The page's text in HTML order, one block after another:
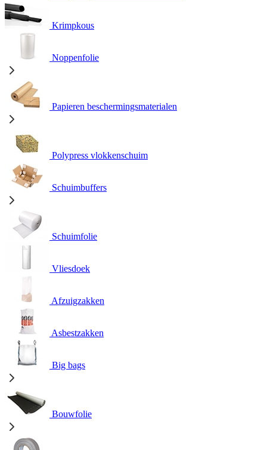
Krimpkous
Noppenfolie
Papieren beschermingsmaterialen
Polypress vlokkenschuim
Schuimbuffers
Schuimfolie
Vliesdoek
Afzuigzakken
Asbestzakken
Big bags
Bouwfolie